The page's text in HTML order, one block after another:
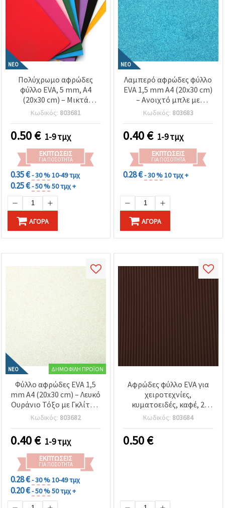
ΝΈΟ
Πολύχρωμο αφρώδες
φύλλο EVA, 5 mm, Α4
(20x30 cm) – Μικτά
χρώματα, ιδανικό για
χειροτεχνίες,
διακόσμηση, σχολικές
εργασίες & DIY
δημιουργίες - 1 τεμ.
Κωδικός: 803681
0.50€ 1-9 τμχ
ΕΚΠΤΏΣΕΙΣ
ΓΙΑ ΠΟΣΌΤΗΤΑ
0.35 €- 30 %10-49 τμχ
0.25 €- 50 %50 τμχ +
ΑΓΟΡΆ
ΝΈΟ
Λαμπερό αφρώδες φύλλο
EVA 1,5 mm A4 (20x30 cm)
– Ανοιχτό μπλε με
γκλίτερ, ιδανικό για
χειροτεχνίες,
διακόσμηση & DIY
κατασκευές
Κωδικός: 803683
0.40€ 1-9 τμχ
ΕΚΠΤΏΣΕΙΣ
ΓΙΑ ΠΟΣΌΤΗΤΑ
0.28 €- 30 %10 τμχ +
ΑΓΟΡΆ
ΝΈΟ ΔΗΜΟΦΙΛΉ ΠΡΟΪΌΝ
Φύλλο αφρώδες EVA 1,5
mm A4 (20x30 cm) – Λευκό
Ουράνιο Τόξο με Γκλίτερ,
ιδανικό για γιορτινές
χειροτεχνίες,
δημιουργικά projects &
λαμπερές διακοσμήσεις
Κωδικός: 803682
0.40€ 1-9 τμχ
ΕΚΠΤΏΣΕΙΣ
ΓΙΑ ΠΟΣΌΤΗΤΑ
0.28 €- 30 %10-49 τμχ
0.20 €- 50 %50 τμχ +
Αφρώδες φύλλο EVA για
χειροτεχνίες,
κυματοειδές, καφέ, 2
mm, A4 (20x30 cm)
Κωδικός: 803684
0.50€